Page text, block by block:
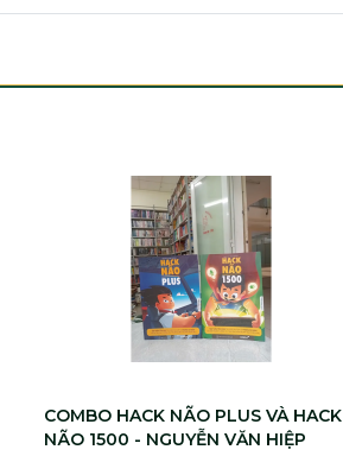
COMBO HACK NÃO PLUS VÀ HACK
NÃO 1500 - NGUYỄN VĂN HIỆP